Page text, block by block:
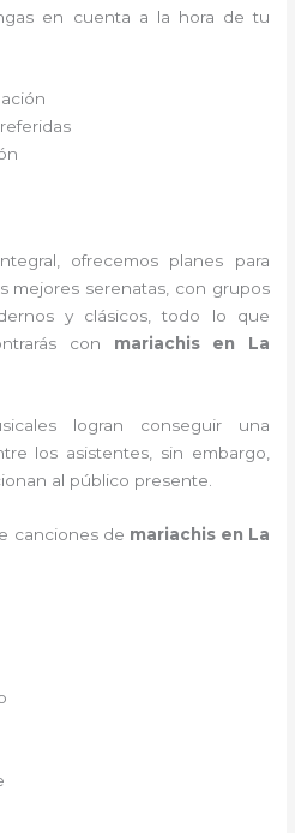
en cuenta a la hora de tu
ofrecemos planes para
mejores serenatas, con grupos
y clásicos, todo lo que
con mariachis en La
logran conseguir una
los asistentes, sin embargo,
al público presente.
canciones de mariachis en La
MAMÁ